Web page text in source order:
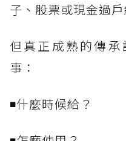
子、股票或現金過戶
但真正成熟的傳
事：
◾什麼時候給？